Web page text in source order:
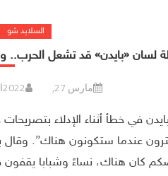
السلايد شو
لسان «بايدن» قد تشعل الحرب..
مارس 27, 2022
في خطأ أثناء الإدلاء
عندما ستكونون هناك”. وقال
كان هناك، نساءً وشبابا يقفون